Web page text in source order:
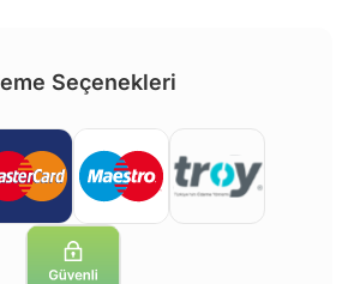
Seçenekleri